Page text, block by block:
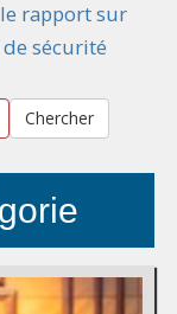
rapport sur
sécurité
Chercher